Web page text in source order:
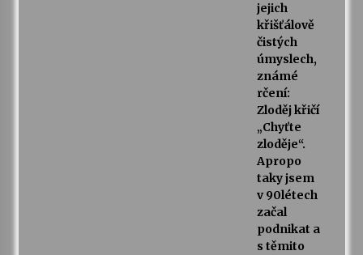
jejich
křišťálově
čistých
úmyslech,
známé
rčení:
Zloděj křičí
„Chyťte
zloděje“.
Apropo
taky jsem
v 90létech
začal
podnikat a
s těmito